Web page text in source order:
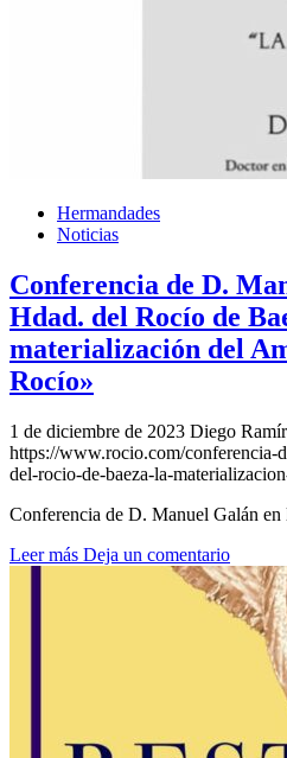
Hermandades
Noticias
Conferencia de D.
Hdad. del Rocío de
materialización del
Rocío»
1 de diciembre de 2023 Diego
https://www.rocio.com/conferencia-
del-rocio-de-baeza-la-
Conferencia de D. Manuel Galán
Leer más Deja un comentario